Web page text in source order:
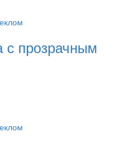
с прозрачным